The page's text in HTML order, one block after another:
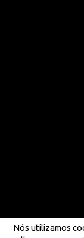
Nós utilizamos